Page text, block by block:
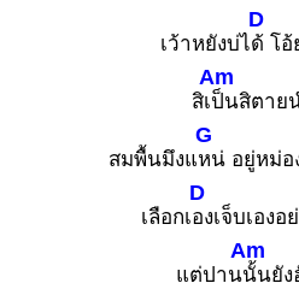
เว้าหยังบ่ไ
D
ด้ โอ้
สิเ
Am
ป็นสิตาย
สมพื้นมึงแ
G
หน่ อยู่หม่อ
เลือกเ
D
องเจ็บเองอ
แต่ปาน
Am
นั้นยัง